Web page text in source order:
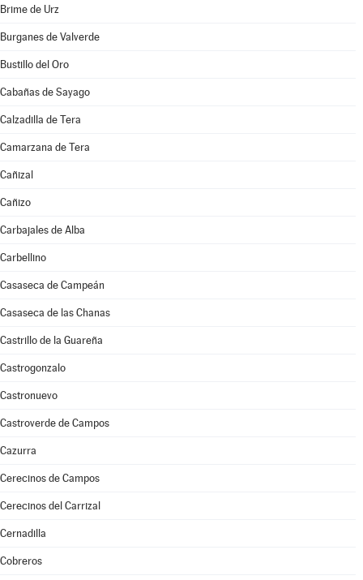
Brime de Urz
Burganes de Valverde
Bustillo del Oro
Cabañas de Sayago
Calzadilla de Tera
Camarzana de Tera
Cañizal
Cañizo
Carbajales de Alba
Carbellino
Casaseca de Campeán
Casaseca de las Chanas
Castrillo de la Guareña
Castrogonzalo
Castronuevo
Castroverde de Campos
Cazurra
Cerecinos de Campos
Cerecinos del Carrizal
Cernadilla
Cobreros